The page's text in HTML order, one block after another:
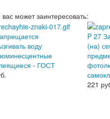
может заинтересовать:
воду
- ГОСТ
P 27
(на)
221